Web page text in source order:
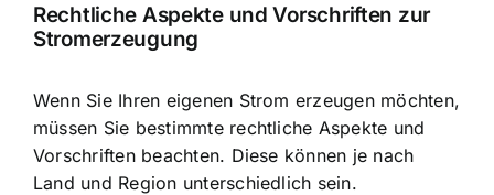
Rechtliche Aspekte und Vorschriften zur
Stromerzeugung
Wenn Sie Ihren eigenen Strom erzeugen möchten,
müssen Sie bestimmte rechtliche Aspekte und
Vorschriften beachten. Diese können je nach
Land und Region unterschiedlich sein.